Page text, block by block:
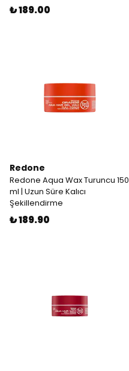
₺ 189.00
Redone
Redone Aqua Wax Turuncu 150
ml | Uzun Süre Kalıcı
Şekillendirme
₺ 189.90